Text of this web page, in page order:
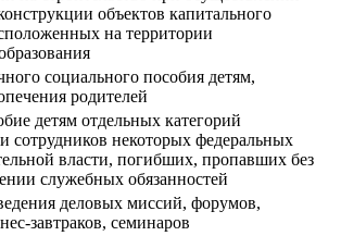
объектов капитального
на территории
социального пособия детям,
родителей
детям отдельных категорий
сотрудников некоторых федеральных
власти, погибших, пропавших без
служебных обязанностей
деловых миссий, форумов,
завтраков, семинаров